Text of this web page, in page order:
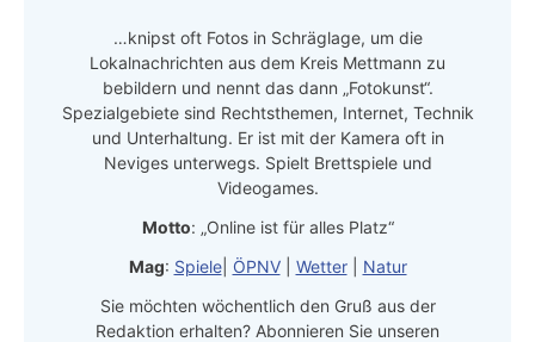
…knipst oft Fotos in Schräglage, um die
Lokalnachrichten aus dem Kreis Mettmann zu
bebildern und nennt das dann „Fotokunst“.
Spezialgebiete sind Rechtsthemen, Internet, Technik
und Unterhaltung. Er ist mit der Kamera oft in
Neviges unterwegs. Spielt Brettspiele und
Videogames.
Motto: „Online ist für alles Platz“
Mag: Spiele| ÖPNV| Wetter| Natur
Sie möchten wöchentlich den Gruß aus der
Redaktion erhalten? Abonnieren Sie unseren